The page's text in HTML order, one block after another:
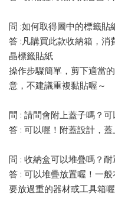
問 :如何取得圖中的標籤貼
答 :凡購買此款收納箱，消
晶標籤貼紙
操作步驟簡單，剪下適當
意，不建議重複黏貼喔～
問 : 請問會附上蓋子嗎？
答 : 可以喔！附蓋設計，蓋
問 : 收納盒可以堆疊嗎？耐
答 : 可以堆疊放置喔！一
要放過重的器材或工具箱